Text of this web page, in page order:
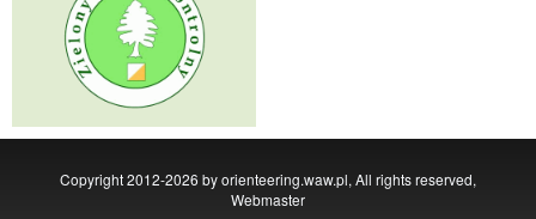
Copyright 2012-2026 by orienteering.waw.pl, All rights reserved,
Webmaster